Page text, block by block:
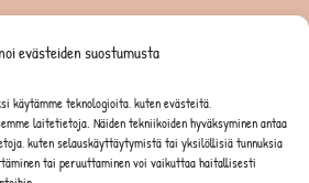
evästeiden suostumusta
käytämme teknologioita, kuten evästeitä,
laitetietoja. Näiden tekniikoiden hyväksyminen antaa
kuten selauskäyttäytymistä tai yksilöllisiä tunnuksia
tai peruuttaminen voi vaikuttaa haitallisesti
-10% EKASTA TILAUKSESTA
KISSOILLE